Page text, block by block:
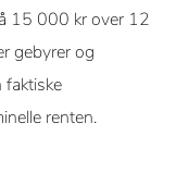
15 000 kr over 12
gebyrer og
faktiske
renten.